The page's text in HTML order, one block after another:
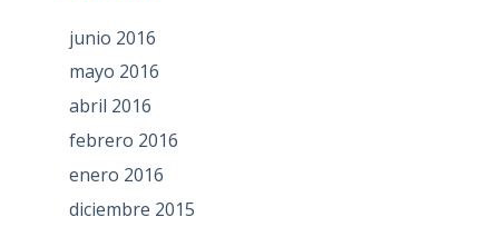
junio 2016
mayo 2016
abril 2016
febrero 2016
enero 2016
diciembre 2015